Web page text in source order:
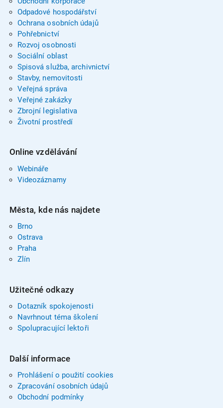
Odpadové hospodářství
Ochrana osobních údajů
Pohřebnictví
Rozvoj osobnosti
Sociální oblast
Spisová služba, archivnictví
Stavby, nemovitosti
Veřejná správa
Veřejné zakázky
Zbrojní legislativa
Životní prostředí
Online vzdělávání
Webináře
Videozáznamy
Města, kde nás najdete
Brno
Ostrava
Praha
Zlín
Užitečné odkazy
Dotazník spokojenosti
Navrhnout téma školení
Spolupracující lektoři
Další informace
Prohlášení o použití cookies
Zpracování osobních údajů
Obchodní podmínky